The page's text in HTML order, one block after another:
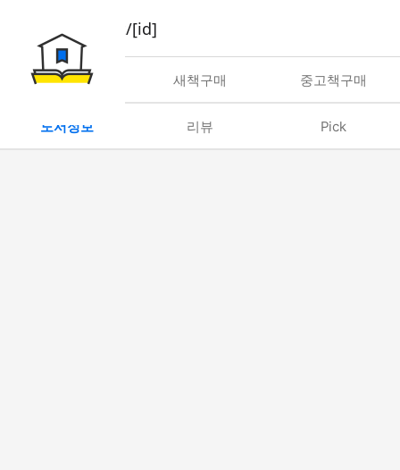
book/rent/[id]
대여 새책구매 중고책구매
도서정보 리뷰 Pick